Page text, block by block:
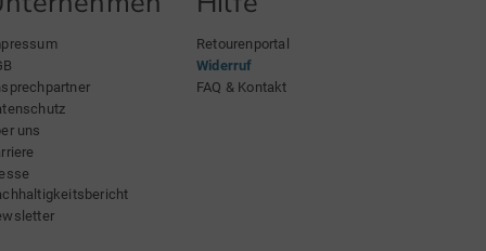
uns
Retourenportal
Widerruf
FAQ & Kontakt